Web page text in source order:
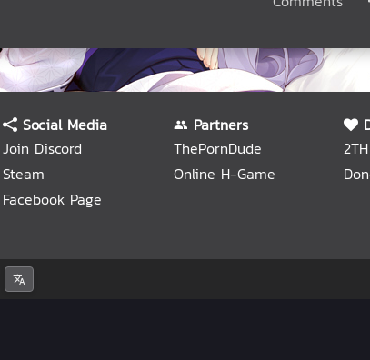
Social Media
Join Discord
Steam
Facebook Page
Partners
ThePornDude
Online H-Game